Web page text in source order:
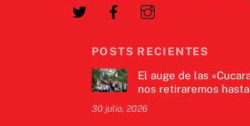
POSTS RECIENTES
El auge de las
nos retiraremos
30 julio, 2026